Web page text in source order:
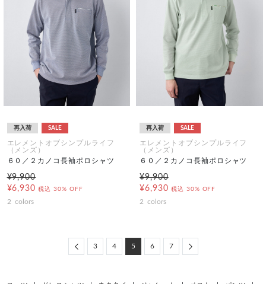
再入荷 SALE
エレメントオブシンプルライフ
（メンズ）
６０／２カノコ長袖ポロシャツ
¥9,900
¥6,930 税込 30% OFF
2 colors
再入荷 SALE
エレメントオブシンプルライフ
（メンズ）
６０／２カノコ長袖ポロシャツ
¥9,900
¥6,930 税込 30% OFF
2 colors
Previous
3 4 5 6 7 Next